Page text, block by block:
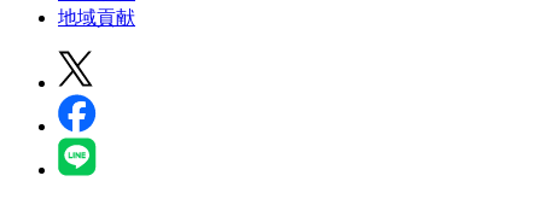
地域貢献